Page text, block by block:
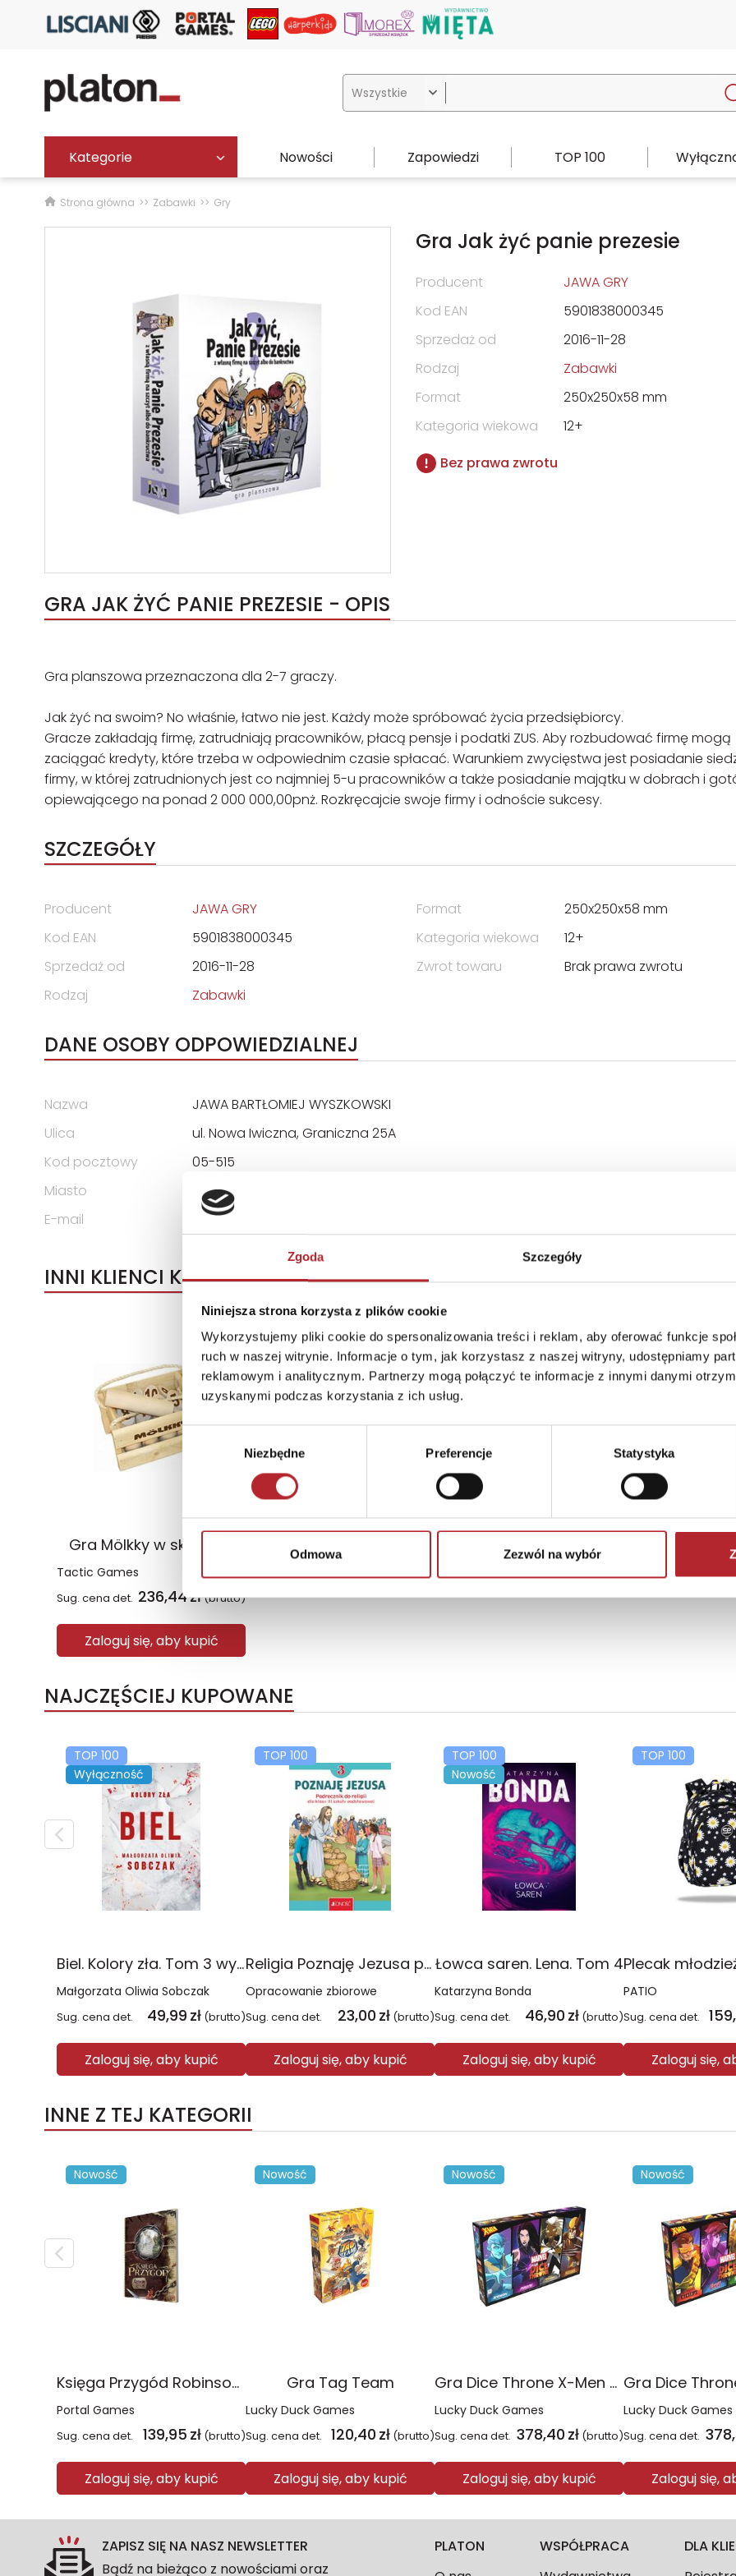
Zgoda Szczegóły
Niniejsza strona korzysta z plików cookie
Wykorzystujemy pliki cookie do spersonalizowania treści i reklam, aby oferować funkcje
ruch w naszej witrynie. Informacje o tym, jak korzystasz z naszej witryny, udostępniamy
reklamowym i analitycznym. Partnerzy mogą połączyć te informacje z innymi danymi
uzyskanymi podczas korzystania z ich usług.
Wybór
zgody
Niezbędne Preferencje Statystyka
Odmowa Zezwól na wybór

Kategorie Nowości Zapowiedzi TOP 100
Strona główna Zabawki Gry
Gra Jak żyć panie prezesie
Producent
JAWA GRY
Kod EAN
5901838000345
Sprzedaż od
2016-11-28
Rodzaj
Zabawki
Format
250x250x58 mm
Kategoria wiekowa
12+
Bez prawa zwrotu
GRA JAK ŻYĆ PANIE PREZESIE - OPIS
Gra planszowa przeznaczona dla 2-7 graczy.
Jak żyć na swoim? No właśnie, łatwo nie jest. Każdy może spróbować życia przedsiębiorcy.
Gracze zakładają firmę, zatrudniają pracowników, płacą pensje i podatki ZUS. Aby rozbudować firmę mogą
zaciągać kredyty, które trzeba w odpowiednim czasie spłacać. Warunkiem zwycięstwa jest posiadanie
firmy, w której zatrudnionych jest co najmniej 5-u pracowników a także posiadanie majątku w dobrach i
opiewającego na ponad 2 000 000,00pnż. Rozkręcajcie swoje firmy i odnoście sukcesy.
SZCZEGÓŁY
Producent
JAWA GRY
Kod EAN
5901838000345
Sprzedaż od
2016-11-28
Rodzaj
Zabawki
Format
250x250x58 mm
Kategoria wiekowa
12+
Zwrot towaru
Brak prawa zwrotu
DANE OSOBY ODPOWIEDZIALNEJ
Nazwa
JAWA BARTŁOMIEJ WYSZKOWSKI
Ulica
ul. Nowa Iwiczna, Graniczna 25A
Kod pocztowy
05-515
Miasto
Mysiadło
E-mail
jawa@jawa.waw.pl
INNI KLIENCI KUPOWALI
Gra Mölkky w skrzynce
Tactic Games
Sug. cena det. 236,44zł(brutto)
Zaloguj się, aby kupić
NAJCZĘŚCIEJ KUPOWANE
TOP 100
Wyłączność
Biel. Kolory zła. Tom 3 wyd. 2025
Małgorzata Oliwia Sobczak
Sug. cena det. 49,99 zł (brutto)
Zaloguj się, aby kupić
TOP 100
Religia Poznaję Jezusa podręcznik dla klasy 3 szkoły podstawowej
Opracowanie zbiorowe
Sug. cena det. 23,00 zł (brutto)
Zaloguj się, aby kupić
TOP 100
Nowość
Łowca saren. Lena. Tom 4
Katarzyna Bonda
Sug. cena det. 46,90 zł (brutto)
Zaloguj się, aby kupić
TOP 100
PATIO
Sug. cena det.
Zaloguj się,
INNE Z TEJ KATEGORII
Nowość
Księga Przygód Robinson Crusoe
Portal Games
Sug. cena det. 139,95 zł (brutto)
Zaloguj się, aby kupić
Nowość
Gra Tag Team
Lucky Duck Games
Sug. cena det. 120,40 zł (brutto)
Zaloguj się, aby kupić
Nowość
Gra Dice Throne X-Men Box 1
Lucky Duck Games
Sug. cena det. 378,40 zł (brutto)
Zaloguj się, aby kupić
Nowość
Lucky Duck Games
Sug. cena det.
Zaloguj się,
ZAPISZ SIĘ NA NASZ NEWSLETTER
Bądź na bieżąco z nowościami oraz
PLATON
WSPÓŁPRACA
DLA